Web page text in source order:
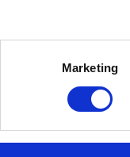
Marketing